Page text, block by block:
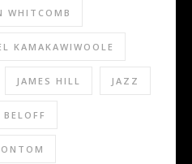
WHITCOMB
KAMAKAWIWOOLE
JAMES HILL JAZZ
BELOFF